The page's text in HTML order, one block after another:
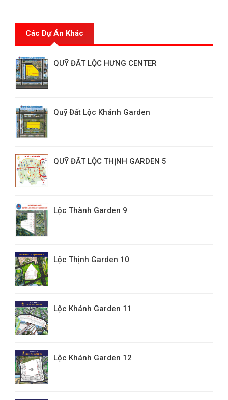
Các Dự Án Khác
QUỸ ĐẤT LỘC HƯNG CENTER
Quỹ Đất Lộc Khánh Garden
QUỸ ĐẤT LỘC THỊNH GARDEN 5
Lộc Thành Garden 9
Lộc Thịnh Garden 10
Lộc Khánh Garden 11
Lộc Khánh Garden 12